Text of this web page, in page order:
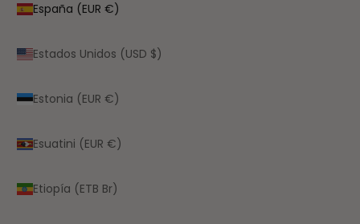
España (EUR €)
Estados Unidos (USD $)
Estonia (EUR €)
Esuatini (EUR €)
Etiopía (ETB Br)